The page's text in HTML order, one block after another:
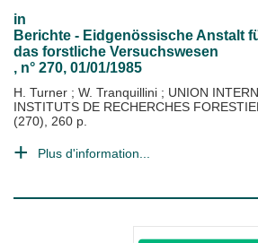
in
Berichte - Eidgenössische Anstalt
das forstliche Versuchswesen
, n° 270, 01/01/1985
H. Turner ; W. Tranquillini ; UNION
INSTITUTS DE RECHERCHES
(270), 260 p.
Plus d'information...